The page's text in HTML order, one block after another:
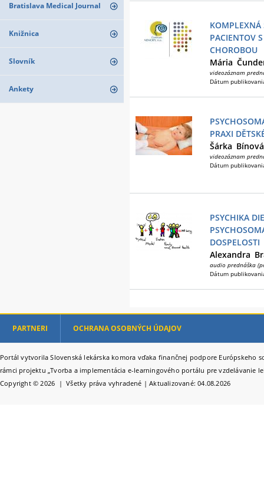
Bratislava Medical Journal
Knižnica
Slovník
Ankety
KOMPLEXNÁ
PACIENTOV
CHOROBOU
Mária
videozáznam
Dátum
PRAXI
Šárka Bínová
videozáznam
Dátum
PSYCHIKA
DOSPELOSTI
Alexandra
audio prednáška
Dátum
PARTNERI OCHRANA OSOBNÝCH ÚDAJOV
Portál vytvorila Slovenská lekárska komora vďaka finančnej podpore Európskeho
rámci projektu „Tvorba a implementácia e-learningového portálu pre vzdelávanie
Copyright © 2026 | Všetky práva vyhradené | Aktualizované: 04.08.2026